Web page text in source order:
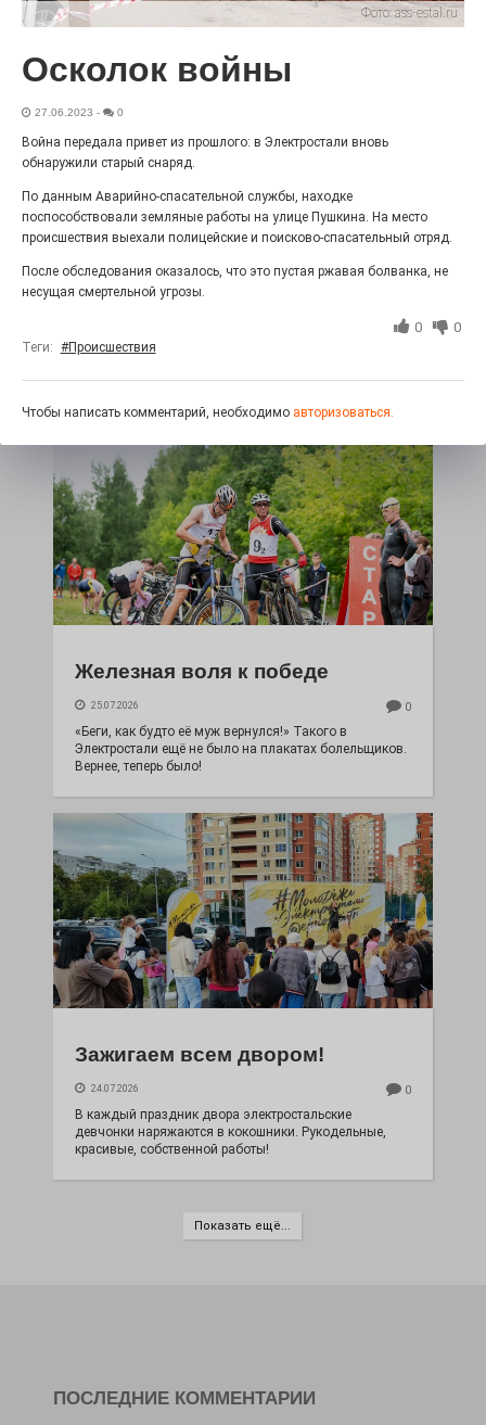
«С ними дядька Черномор»
Юбилейным курсом
меняет облик.
Железная воля к победе
25.07.2026 0
«Беги, как будто её муж вернулся!» Такого в
Электростали ещё не было на плакатах болельщиков.
Вернее, теперь было!
Зажигаем всем двором!
24.07.2026 0
В каждый праздник двора электростальские
девчонки наряжаются в кокошники. Рукодельные,
красивые, собственной работы!
Показать ещё...
Фото: ass-estal.ru
Осколок войны
27.06.2023 - 0
Война передала привет из прошлого: в Электростали вновь
обнаружили старый снаряд.
По данным Аварийно-спасательной службы, находке
поспособствовали земляные работы на улице Пушкина. На место
происшествия выехали полицейские и поисково-спасательный отряд.
После обследования оказалось, что это пустая ржавая болванка, не
несущая смертельной угрозы.
0 0
Теги: #Происшествия
Чтобы написать комментарий, необходимо авторизоваться.
ПОСЛЕДНИЕ КОММЕНТАРИИ